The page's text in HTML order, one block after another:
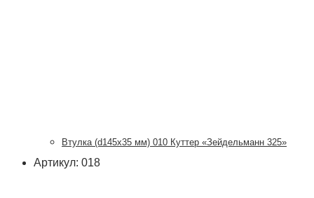
Втулка (d145х35 мм) 010 Куттер «Зейдельманн 325»
Артикул: 018